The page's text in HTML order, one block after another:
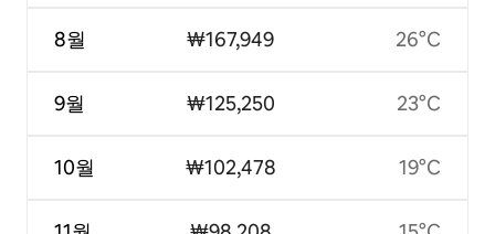
8월
9월
10월
₩167,949
₩125,250
₩102,478
26°C
23°C
19°C